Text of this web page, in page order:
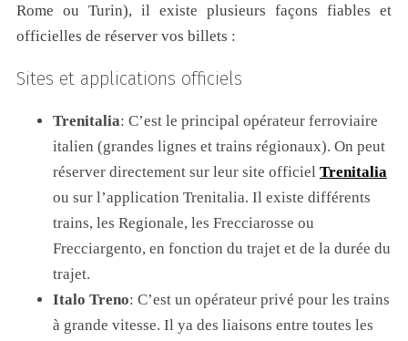
Rome ou Turin), il existe plusieurs façons fiables et
officielles de réserver vos billets :
Sites et applications officiels
Trenitalia: C’est le principal opérateur ferroviaire
italien (grandes lignes et trains régionaux). On peut
réserver directement sur leur site officiel Trenitalia
ou sur l’application Trenitalia. Il existe différents
trains, les Regionale, les Frecciarosse ou
Frecciargento, en fonction du trajet et de la durée du
trajet.
Italo Treno: C’est un opérateur privé pour les trains
à grande vitesse. Il ya des liaisons entre toutes les